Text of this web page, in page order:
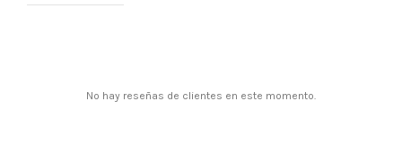
No hay reseñas de clientes en este momento.